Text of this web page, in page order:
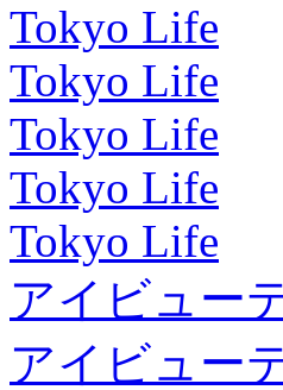
Tokyo Life
Tokyo Life
Tokyo Life
Tokyo Life
Tokyo Life
アイビュー
アイビュー